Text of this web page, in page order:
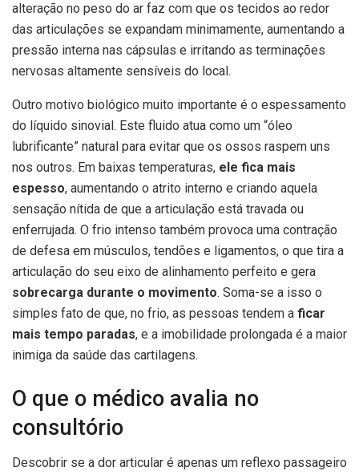
alteração no peso do ar faz com que os tecidos ao redor
das articulações se expandam minimamente, aumentando a
pressão interna nas cápsulas e irritando as terminações
nervosas altamente sensíveis do local.
Outro motivo biológico muito importante é o espessamento
do líquido sinovial. Este fluido atua como um “óleo
lubrificante” natural para evitar que os ossos raspem uns
nos outros. Em baixas temperaturas, ele fica mais
espesso, aumentando o atrito interno e criando aquela
sensação nítida de que a articulação está travada ou
enferrujada. O frio intenso também provoca uma contração
de defesa em músculos, tendões e ligamentos, o que tira a
articulação do seu eixo de alinhamento perfeito e gera
sobrecarga durante o movimento. Soma-se a isso o
simples fato de que, no frio, as pessoas tendem a ficar
mais tempo paradas, e a imobilidade prolongada é a maior
inimiga da saúde das cartilagens.
O que o médico avalia no
consultório
Descobrir se a dor articular é apenas um reflexo passageiro